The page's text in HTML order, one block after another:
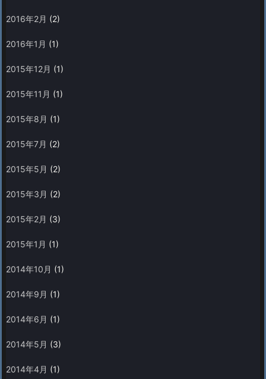
2016年2月 (2)
2016年1月 (1)
2015年12月 (1)
2015年11月 (1)
2015年8月 (1)
2015年7月 (2)
2015年5月 (2)
2015年3月 (2)
2015年2月 (3)
2015年1月 (1)
2014年10月 (1)
2014年9月 (1)
2014年6月 (1)
2014年5月 (3)
2014年4月 (1)